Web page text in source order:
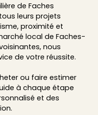
de Faches
leurs projets
proximité et
local de Faches-
nous
de votre réussite.
ou faire estimer
à chaque étape
et des